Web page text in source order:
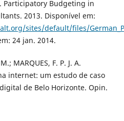
Participatory Budgeting in
2013. Disponível em:
sites/default/files/
24 jan. 2014.
MARQUES, F. P. J. A.
internet: um estudo de caso
de Belo Horizonte. Opin.